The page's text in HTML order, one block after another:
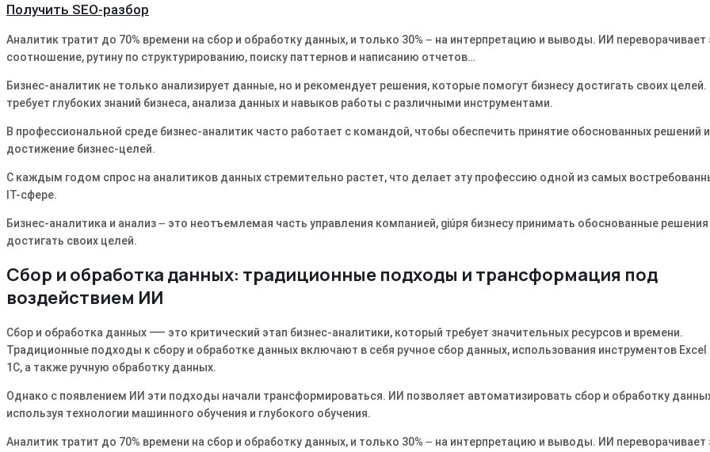
Получить SEO-разбор
Аналитик тратит до 70% времени на сбор и обработку данных, и только 30% ౼ на интерпретацию и выводы. ИИ переворачивает
соотношение, рутину по структурированию, поиску паттернов и написанию отчетов…
Бизнес-аналитик не только анализирует данные, но и рекомендует решения, которые помогут бизнесу достигать своих целей.
требует глубоких знаний бизнеса, анализа данных и навыков работы с различными инструментами.
В профессиональной среде бизнес-аналитик часто работает с командой, чтобы обеспечить принятие обоснованных решений и
достижение бизнес-целей.
С каждым годом спрос на аналитиков данных стремительно растет, что делает эту профессию одной из самых
IT-сфере.
Бизнес-аналитика и анализ ౼ это неотъемлемая часть управления компанией, giúpя бизнесу принимать обоснованные решения
достигать своих целей.
Сбор и обработка данных: традиционные подходы и трансформация под
воздействием ИИ
Сбор и обработка данных ⸺ это критический этап бизнес-аналитики, который требует значительных ресурсов и времени.
Традиционные подходы к сбору и обработке данных включают в себя ручное сбор данных, использования инструментов Excel
1С, а также ручную обработку данных.
Однако с появлением ИИ эти подходы начали трансформироваться. ИИ позволяет автоматизировать сбор и обработку
используя технологии машинного обучения и глубокого обучения.
Аналитик тратит до 70% времени на сбор и обработку данных, и только 30% ౼ на интерпретацию и выводы. ИИ переворачивает